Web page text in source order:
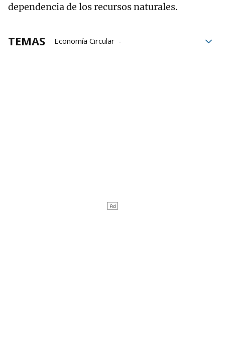
dependencia de los recursos naturales.
TEMAS
Economía Circular